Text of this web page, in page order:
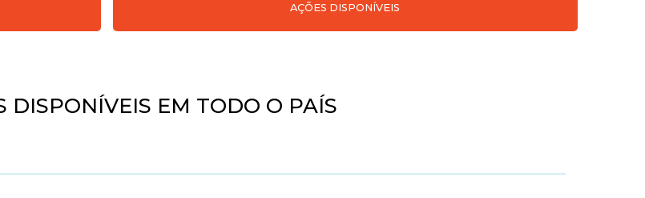
AÇÕES DISPONÍVEIS
DISPONÍVEIS EM TODO O PAÍS